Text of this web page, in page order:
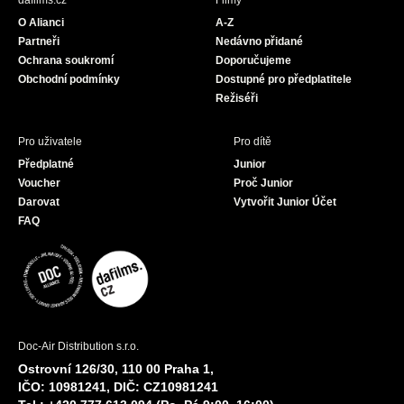
O Alianci
Partneři
Ochrana soukromí
Obchodní podmínky
A-Z
Nedávno přidané
Doporučujeme
Dostupné pro předplatitele
Režiséři
Pro uživatele
Předplatné
Voucher
Darovat
FAQ
Pro dítě
Junior
Proč Junior
Vytvořit Junior Účet
Doc-Air Distribution s.r.o.
Ostrovní 126/30, 110 00 Praha 1,
IČO: 10981241, DIČ: CZ10981241